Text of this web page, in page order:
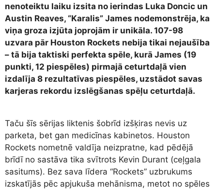
nenoteiktu laiku izsita no ierindas Luka Doncic un
Austin Reaves, “Karalis” James nodemonstrēja, ka
viņa groza izjūta joprojām ir unikāla. 107-98
uzvara pār Houston Rockets nebija tikai nejaušība
– tā bija taktiski perfekta spēle, kurā James (19
punkti, 12 piespēles) pirmajā ceturtdaļā vien
izdalīja 8 rezultatīvas piespēles, uzstādot savas
karjeras rekordu izslēgšanas spēļu ceturtdaļā.
Taču šīs sērijas liktenis šobrīd izšķiras nevis uz
parketa, bet gan medicīnas kabinetos. Houston
Rockets nometnē valdīja neizpratne, kad pēdējā
brīdī no sastāva tika svītrots Kevin Durant (ceļgala
sasitums). Bez sava līdera “Rockets” uzbrukums
izskatījās pēc apjukuša mehānisma, metot no spēles